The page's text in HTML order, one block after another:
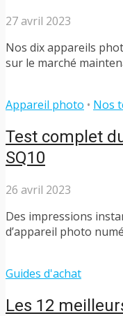
27 avril 2023
Nos dix appareils
sur le marché
Appareil photo • Nos
Test complet
SQ10
26 avril 2023
Des impressions
d’appareil photo
Guides d'achat
Les 12